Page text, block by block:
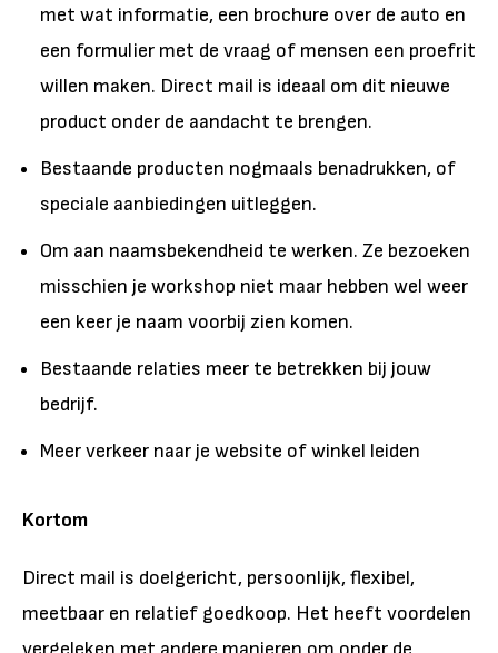
met wat informatie, een brochure over de auto en
een formulier met de vraag of mensen een proefrit
willen maken. Direct mail is ideaal om dit nieuwe
product onder de aandacht te brengen.
Bestaande producten nogmaals benadrukken, of
speciale aanbiedingen uitleggen.
Om aan naamsbekendheid te werken. Ze bezoeken
misschien je workshop niet maar hebben wel weer
een keer je naam voorbij zien komen.
Bestaande relaties meer te betrekken bij jouw
bedrijf.
Meer verkeer naar je website of winkel leiden
Kortom
Direct mail is doelgericht, persoonlijk, flexibel,
meetbaar en relatief goedkoop. Het heeft voordelen